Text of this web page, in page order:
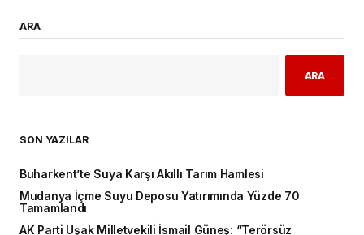
ARA
ARA
SON YAZILAR
Buharkent’te Suya Karşı Akıllı Tarım Hamlesi
Mudanya İçme Suyu Deposu Yatırımında Yüzde 70
Tamamlandı
AK Parti Uşak Milletvekili İsmail Güneş: “Terörsüz